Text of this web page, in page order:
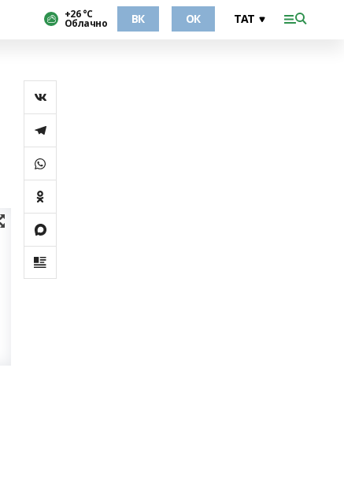
+26 °С
Облачно ВК ОК